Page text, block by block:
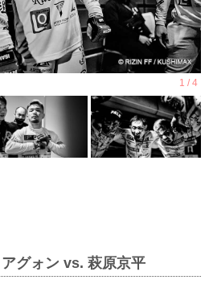
グォン vs. 萩原京平